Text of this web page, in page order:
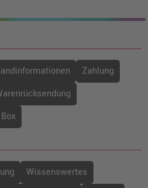
Zahlung
Wissenswertes